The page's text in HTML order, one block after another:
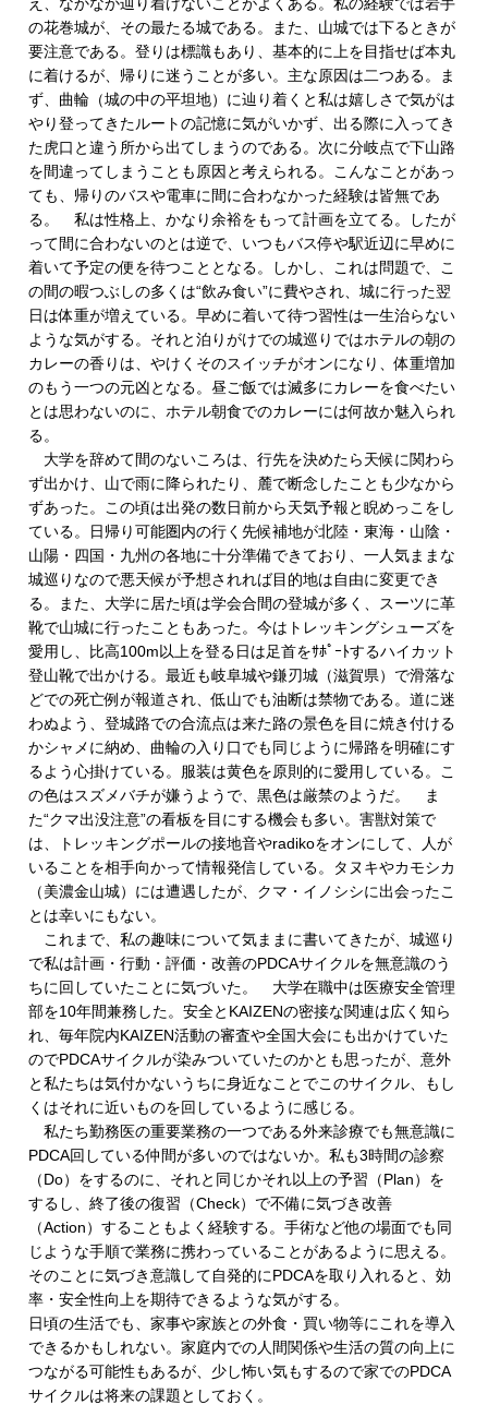
の花巻城が、その最たる城である。また、山城では下るときが
要注意である。登りは標識もあり、基本的に上を目指せば本丸
に着けるが、帰りに迷うことが多い。主な原因は二つある。ま
ず、曲輪（城の中の平坦地）に辿り着くと私は嬉しさで気がは
やり登ってきたルートの記憶に気がいかず、出る際に入ってき
た虎口と違う所から出てしまうのである。次に分岐点で下山路
を間違ってしまうことも原因と考えられる。こんなことがあっ
ても、帰りのバスや電車に間に合わなかった経験は皆無であ
る。 私は性格上、かなり余裕をもって計画を立てる。したが
って間に合わないのとは逆で、いつもバス停や駅近辺に早めに
着いて予定の便を待つこととなる。しかし、これは問題で、こ
の間の暇つぶしの多くは“飲み食い”に費やされ、城に行った翌
日は体重が増えている。早めに着いて待つ習性は一生治らない
ような気がする。それと泊りがけでの城巡りではホテルの朝の
カレーの香りは、やけくそのスイッチがオンになり、体重増加
のもう一つの元凶となる。昼ご飯では滅多にカレーを食べたい
とは思わないのに、ホテル朝食でのカレーには何故か魅入られ
る。
大学を辞めて間のないころは、行先を決めたら天候に関わら
ず出かけ、山で雨に降られたり、麓で断念したことも少なから
ずあった。この頃は出発の数日前から天気予報と睨めっこをし
ている。日帰り可能圏内の行く先候補地が北陸・東海・山陰・
山陽・四国・九州の各地に十分準備できており、一人気ままな
城巡りなので悪天候が予想されれば目的地は自由に変更でき
る。また、大学に居た頃は学会合間の登城が多く、スーツに革
靴で山城に行ったこともあった。今はトレッキングシューズを
愛用し、比高100m以上を登る日は足首をｻﾎﾟｰﾄするハイカット
登山靴で出かける。最近も岐阜城や鎌刃城（滋賀県）で滑落な
どでの死亡例が報道され、低山でも油断は禁物である。道に迷
わぬよう、登城路での合流点は来た路の景色を目に焼き付ける
かシャメに納め、曲輪の入り口でも同じように帰路を明確にす
るよう心掛けている。服装は黄色を原則的に愛用している。こ
の色はスズメバチが嫌うようで、黒色は厳禁のようだ。 ま
た“クマ出没注意”の看板を目にする機会も多い。害獣対策で
は、トレッキングポールの接地音やradikoをオンにして、人が
いることを相手向かって情報発信している。タヌキやカモシカ
（美濃金山城）には遭遇したが、クマ・イノシシに出会ったこ
とは幸いにもない。
これまで、私の趣味について気ままに書いてきたが、城巡り
で私は計画・行動・評価・改善のPDCAサイクルを無意識のう
ちに回していたことに気づいた。 大学在職中は医療安全管理
部を10年間兼務した。安全とKAIZENの密接な関連は広く知ら
れ、毎年院内KAIZEN活動の審査や全国大会にも出かけていた
のでPDCAサイクルが染みついていたのかとも思ったが、意外
と私たちは気付かないうちに身近なことでこのサイクル、もし
くはそれに近いものを回しているように感じる。
私たち勤務医の重要業務の一つである外来診療でも無意識に
PDCA回している仲間が多いのではないか。私も3時間の診察
（Do）をするのに、それと同じかそれ以上の予習（Plan）を
するし、終了後の復習（Check）で不備に気づき改善
（Action）することもよく経験する。手術など他の場面でも同
じような手順で業務に携わっていることがあるように思える。
そのことに気づき意識して自発的にPDCAを取り入れると、効
率・安全性向上を期待できるような気がする。
日頃の生活でも、家事や家族との外食・買い物等にこれを導入
できるかもしれない。家庭内での人間関係や生活の質の向上に
つながる可能性もあるが、少し怖い気もするので家でのPDCA
サイクルは将来の課題としておく。